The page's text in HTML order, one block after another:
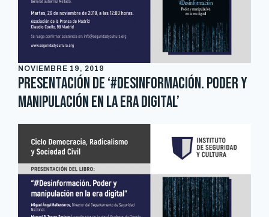
NOVIEMBRE 19, 2019
Presentación de ‘#Desinformación. Poder y
manipulación en la era digital’